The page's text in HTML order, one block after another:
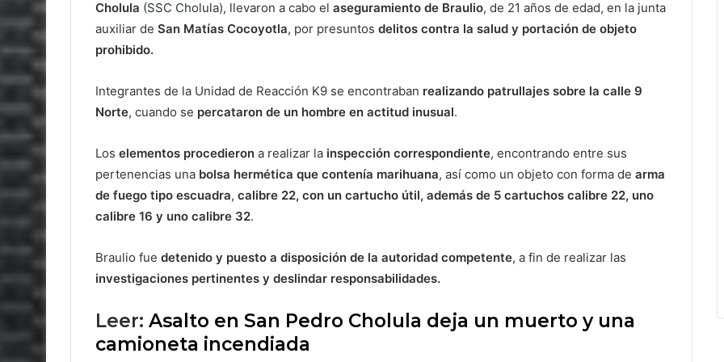
Cholula (SSC Cholula), llevaron a cabo el aseguramiento de Braulio, de 21 años de edad, en la junta
auxiliar de San Matías Cocoyotla, por presuntos delitos contra la salud y portación de objeto
prohibido.
Integrantes de la Unidad de Reacción K9 se encontraban realizando patrullajes sobre la calle 9
Norte, cuando se percataron de un hombre en actitud inusual.
Los elementos procedieron a realizar la inspección correspondiente, encontrando entre sus
pertenencias una bolsa hermética que contenía marihuana, así como un objeto con forma de arma
de fuego tipo escuadra, calibre 22, con un cartucho útil, además de 5 cartuchos calibre 22, uno
calibre 16 y uno calibre 32.
Braulio fue detenido y puesto a disposición de la autoridad competente, a fin de realizar las
investigaciones pertinentes y deslindar responsabilidades.
Leer: Asalto en San Pedro Cholula deja un muerto y una
camioneta incendiada